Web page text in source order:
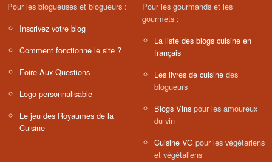
Pour les blogueuses et blogueurs :
Inscrivez votre blog
Comment fonctionne le site ?
Foire Aux Questions
Logo personnalisable
Le jeu des Royaumes de la
Cuisine
Pour les gourmands et les
gourmets :
La liste des blogs cuisine en
français
Les livres de cuisine des
blogueurs
Blogs Vins pour les amoureux
du vin
Cuisine VG pour les végétariens
et végétaliens